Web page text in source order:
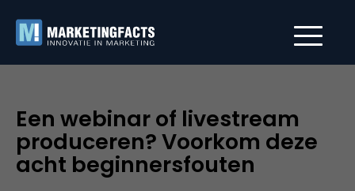
Een webinar of livestream
produceren? Voorkom deze
acht beginnersfouten